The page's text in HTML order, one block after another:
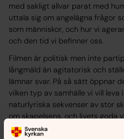
med sakligt allvar parat med
uttala sig om angelägna frågor
som människor, och hur vi
och den tid vi befinner oss.
Filmen är politisk men inte
långmäld än agitatorisk och
lämnar svar. På så sätt öppnar
vilken typ av samhälle vi vill leva
naturlyriska sekvenser av stor
om skapelsens, och livets goda
Svenska kyrkans filmpris delas